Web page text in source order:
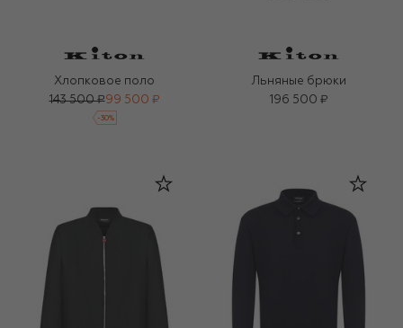
Хлопковое поло
143 500 ₽99 500 ₽
-30%
Льняные брюки
196 500 ₽